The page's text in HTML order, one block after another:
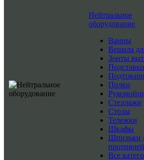
Нейтральное
оборудование
Ванны
Вешала
Зонты
Подставки
Полки
Стеллажи
Столы
Тележки
Шкафы
Шпильки
противней
Все